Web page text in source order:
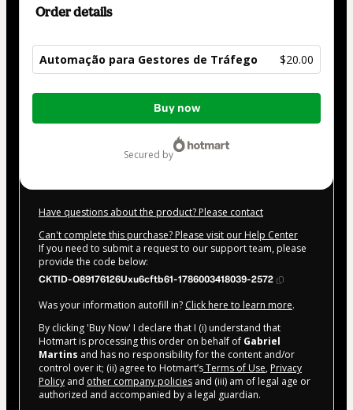
Order details
Automação para Gestores de Tráfego $20.00
Total
Buy now
secured by
Have questions about the product? Please contact
Can't complete this purchase? Please visit our Help Center
If you need to submit a request to our support team, please
provide the code below:
CKTID-O89176126Uxu6cftb61-1786003418039-2572
Was your information autofill in? Click here to learn more.
By clicking 'Buy Now' I declare that I (i) understand that
Hotmart is processing this order on behalf of Gabriel
Martins and has no responsibility for the content and/or
control over it; (ii) agree to Hotmart’sTerms of Use, Privacy
Policy and other company policies and (iii) am of legal age or
authorized and accompanied by a legal guardian.